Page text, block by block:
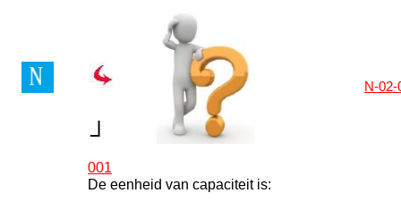
N-02-
001
De eenheid van capaciteit is:
┘